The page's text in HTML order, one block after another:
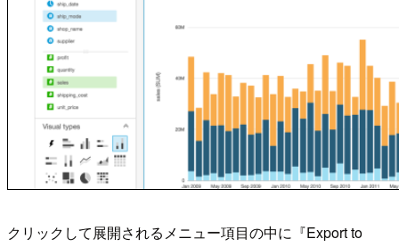
クリックして展開されるメニュー項目の中に『Export to